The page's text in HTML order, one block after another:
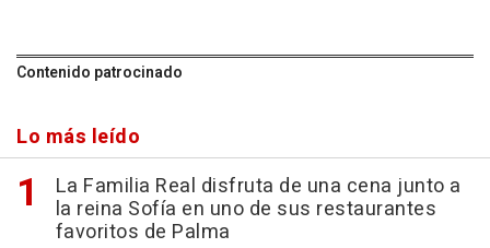
Contenido patrocinado
Lo más leído
La Familia Real disfruta de una cena junto a
la reina Sofía en uno de sus restaurantes
favoritos de Palma